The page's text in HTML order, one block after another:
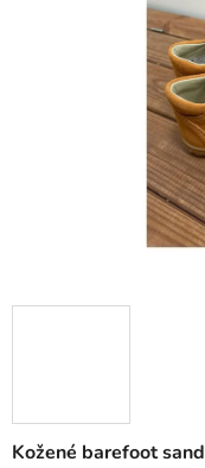
Kožené barefoot